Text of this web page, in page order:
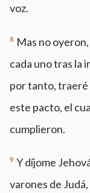
voz.
8 Mas no
cada uno tras la
por tanto, traeré
este pacto, el
cumplieron.
9 Y díjome
varones de